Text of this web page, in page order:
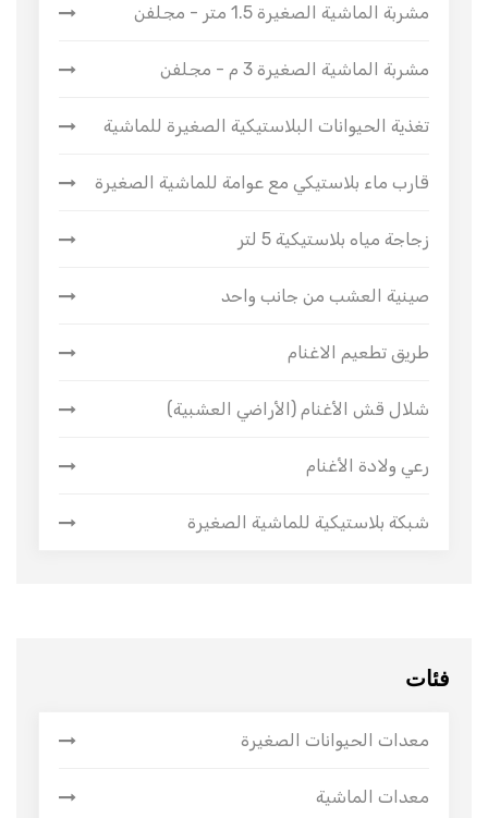
مشربة الماشية الصغيرة 1.5 متر - مجلفن
مشربة الماشية الصغيرة 3 م - مجلفن
تغذية الحيوانات البلاستيكية الصغيرة للماشية
قارب ماء بلاستيكي مع عوامة للماشية الصغيرة
زجاجة مياه بلاستيكية 5 لتر
صينية العشب من جانب واحد
طريق تطعيم الاغنام
شلال قش الأغنام (الأراضي العشبية)
رعي ولادة الأغنام
شبكة بلاستيكية للماشية الصغيرة
فئات
معدات الحيوانات الصغيرة
معدات الماشية